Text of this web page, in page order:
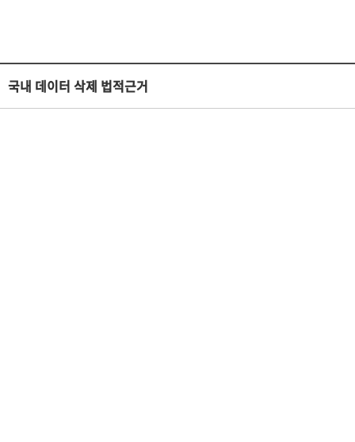
국내 데이터 삭제 법적근거